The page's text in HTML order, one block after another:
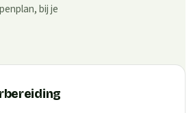
bij je